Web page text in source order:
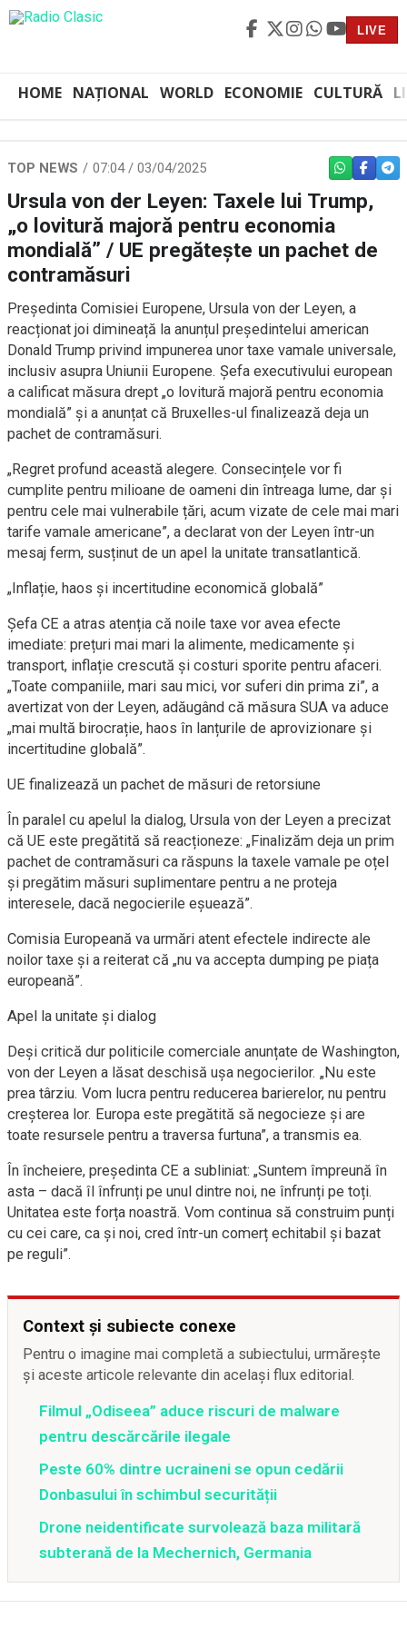
LIVE
HOME NAȚIONAL WORLD ECONOMIE CULTURĂ
TOP NEWS 07:04 / 03/04/2025 WHATSAPP
Ursula von der Leyen: Taxele lui Trump,
„o lovitură majoră pentru economia
mondială” / UE pregătește un pachet de
contramăsuri
Președinta Comisiei Europene, Ursula von der Leyen, a
reacționat joi dimineață la anunțul președintelui american
Donald Trump privind impunerea unor taxe vamale universale,
inclusiv asupra Uniunii Europene. Șefa executivului european
a calificat măsura drept „o lovitură majoră pentru economia
mondială” și a anunțat că Bruxelles-ul finalizează deja un
pachet de contramăsuri.
„Regret profund această alegere. Consecințele vor fi
cumplite pentru milioane de oameni din întreaga lume, dar și
pentru cele mai vulnerabile țări, acum vizate de cele mai mari
tarife vamale americane”, a declarat von der Leyen într-un
mesaj ferm, susținut de un apel la unitate transatlantică.
„Inflație, haos și incertitudine economică globală”
Șefa CE a atras atenția că noile taxe vor avea efecte
imediate: prețuri mai mari la alimente, medicamente și
transport, inflație crescută și costuri sporite pentru afaceri.
„Toate companiile, mari sau mici, vor suferi din prima zi”, a
avertizat von der Leyen, adăugând că măsura SUA va aduce
„mai multă birocrație, haos în lanțurile de aprovizionare și
incertitudine globală”.
UE finalizează un pachet de măsuri de retorsiune
În paralel cu apelul la dialog, Ursula von der Leyen a precizat
că UE este pregătită să reacționeze: „Finalizăm deja un prim
pachet de contramăsuri ca răspuns la taxele vamale pe oțel
și pregătim măsuri suplimentare pentru a ne proteja
interesele, dacă negocierile eșuează”.
Comisia Europeană va urmări atent efectele indirecte ale
noilor taxe și a reiterat că „nu va accepta dumping pe piața
europeană”.
Apel la unitate și dialog
Deși critică dur politicile comerciale anunțate de Washington,
von der Leyen a lăsat deschisă ușa negocierilor. „Nu este
prea târziu. Vom lucra pentru reducerea barierelor, nu pentru
creșterea lor. Europa este pregătită să negocieze și are
toate resursele pentru a traversa furtuna”, a transmis ea.
În încheiere, președinta CE a subliniat: „Suntem împreună în
asta – dacă îl înfrunți pe unul dintre noi, ne înfrunți pe toți.
Unitatea este forța noastră. Vom continua să construim punți
cu cei care, ca și noi, cred într-un comerț echitabil și bazat
pe reguli”.
Context și subiecte conexe
Pentru o imagine mai completă a subiectului, urmărește
și aceste articole relevante din același flux editorial.
Filmul „Odiseea” aduce riscuri de malware
pentru descărcările ilegale
Peste 60% dintre ucraineni se opun cedării
Donbasului în schimbul securității
Drone neidentificate survolează baza militară
subterană de la Mechernich, Germania